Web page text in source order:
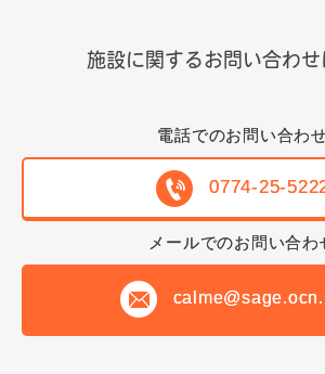
施設に関するお問い合わせ
電話でのお問い合わ
0774-25-
メールでのお問い合わ